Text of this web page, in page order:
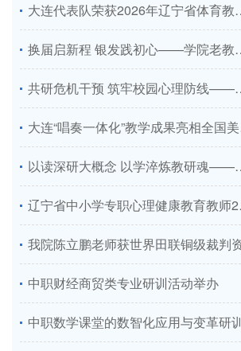
大连代表队荣获
换届启新程 银发践初
共研危机干预 筑牢校园心理
大
以读深研大概念 以学
辽宁省
我院陈立鹏老师获世界田联铜级裁判
中职财经商贸类专业研训活动举办